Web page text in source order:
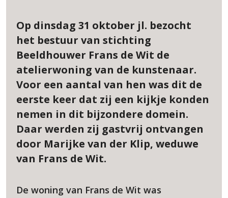
Op dinsdag 31 oktober jl. bezocht
het bestuur van stichting
Beeldhouwer Frans de Wit de
atelierwoning van de kunstenaar.
Voor een aantal van hen was dit de
eerste keer dat zij een kijkje konden
nemen in dit bijzondere domein.
Daar werden zij gastvrij ontvangen
door Marijke van der Klip, weduwe
van Frans de Wit.
De woning van Frans de Wit was